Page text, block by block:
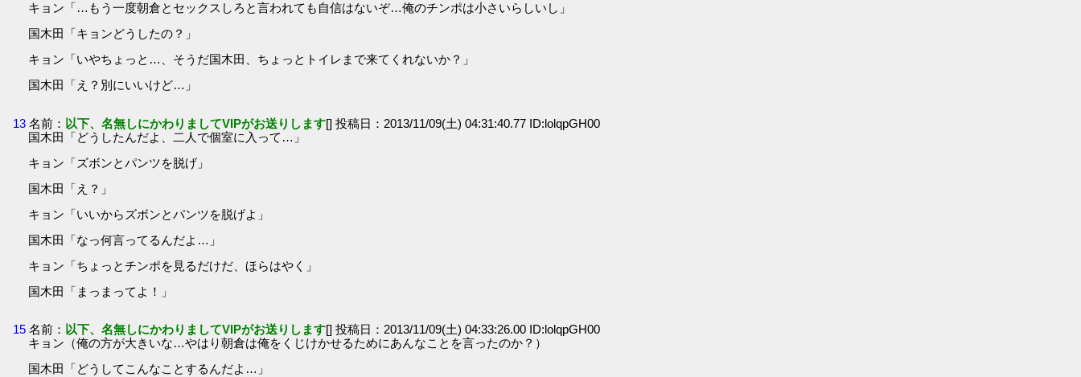
キョン「…もう一度朝倉とセックスしろと言われても自信はないぞ…俺のチンポは小さいらしいし」
国木田「キョンどうしたの？」
キョン「いやちょっと…、そうだ国木田、ちょっとトイレまで来てくれないか？」
国木田「え？別にいいけど…」
13 名前： 以下、名無しにかわりましてVIPがお送りします[] 投稿日：2013/11/09(土) 04:31:40.77 ID:lolqpGH00
国木田「どうしたんだよ、二人で個室に入って…」
キョン「ズボンとパンツを脱げ」
国木田「え？」
キョン「いいからズボンとパンツを脱げよ」
国木田「なっ何言ってるんだよ…」
キョン「ちょっとチンポを見るだけだ、ほらはやく」
国木田「まっまってよ！」
15 名前： 以下、名無しにかわりましてVIPがお送りします[] 投稿日：2013/11/09(土) 04:33:26.00 ID:lolqpGH00
キョン（俺の方が大きいな…やはり朝倉は俺をくじけかせるためにあんなことを言ったのか？）
国木田「どうしてこんなことするんだよ…」